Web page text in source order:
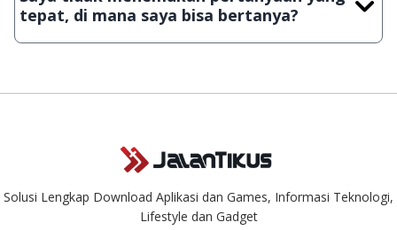
aplikasi & games tidak dapat tercapai dalam waktu yang
singkat.
tepat, di mana saya bisa bertanya?
Kami dengan senang hati menjawab setiap pertanyaan yang
Solusi Lengkap Download Aplikasi dan Games, Informasi Teknologi,
Lifestyle dan Gadget